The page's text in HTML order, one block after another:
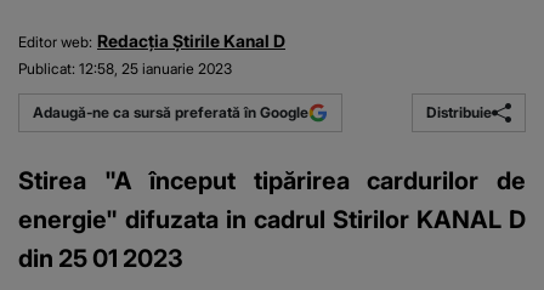
Editor web: Redacția Știrile Kanal D
Publicat: 12:58, 25 ianuarie 2023
Adaugă-ne ca sursă preferată în Google Distribuie
Stirea "A început tipărirea cardurilor de
energie" difuzata in cadrul Stirilor KANAL D
din 25 01 2023